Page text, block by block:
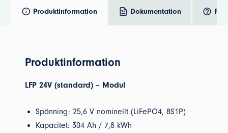
Produktinformation Dokumentation
Produktinformation
LFP 24V (standard) – Modul
Spänning: 25,6 V nominellt (LiFePO4, 8S1P)
Kapacitet: 304 Ah / 7,8 kWh